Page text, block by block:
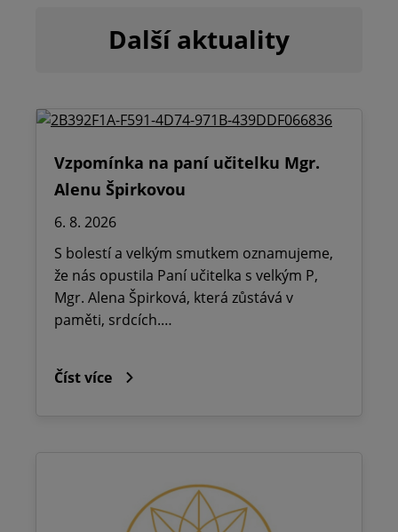
Další aktuality
Vzpomínka na paní učitelku Mgr.
Alenu Špirkovou
6. 8. 2026
S bolestí a velkým smutkem oznamujeme,
že nás opustila Paní učitelka s velkým P,
Mgr. Alena Špirková, která zůstává v
paměti, srdcích.…
Číst více